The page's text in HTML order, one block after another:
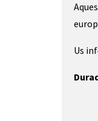
Us